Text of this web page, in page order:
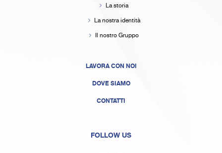
La storia
La nostra identità
Il nostro Gruppo
LAVORA CON NOI
DOVE SIAMO
CONTATTI
FOLLOW US